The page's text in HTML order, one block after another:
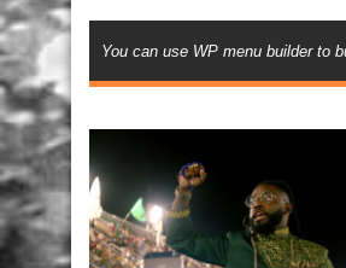
You can use WP menu builder to